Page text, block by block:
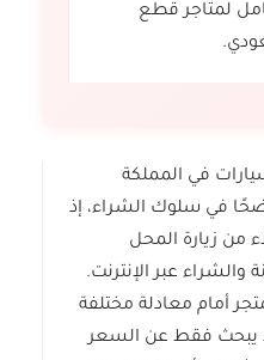
لمتاجر قطع
في المملكة
في سلوك الشراء، إذ
من زيارة المحل
والشراء عبر الإنترنت.
أمام معادلة مختلفة
يبحث فقط عن السعر